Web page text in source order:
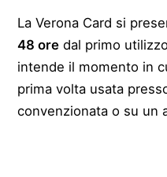
La Verona Card si
48 ore dal primo
intende il momento in
prima volta usata
convenzionata o su un